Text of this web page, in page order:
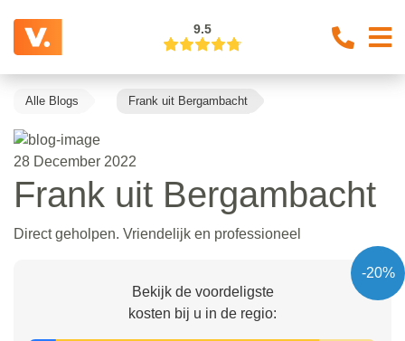
9.5
Alle Blogs Frank uit Bergambacht
28 December 2022
Frank uit Bergambacht
Direct geholpen. Vriendelijk en professioneel
-20%
Bekijk de voordeligste
kosten bij u in de regio: